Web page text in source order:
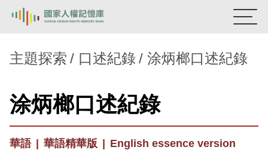
新生訓導處
蛋殼畫 送物單
主題探索
主題探索 口述紀錄 涂炳榔口述紀錄
涂炳榔口述紀錄
華語 華語精華版 English essence version